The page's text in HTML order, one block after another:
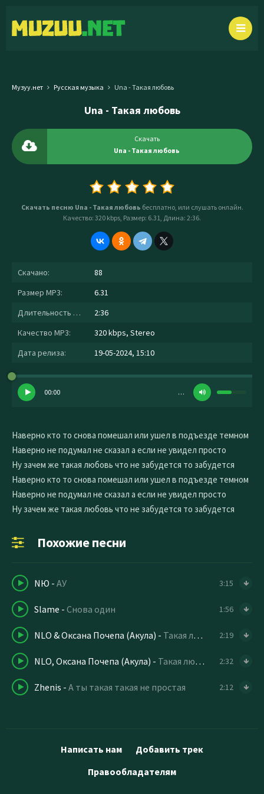
Музуу.нет Русская музыка Una - Такая любовь
Una - Такая любовь
Скачать
Una - Такая любовь
Скачать песню Una - Такая любовь бесплатно, или слушать онлайн.
Качество: 320 kbps, Размер: 6.31, Длина: 2:36.
Скачано:
88
Размер MP3:
6.31
Длительность MP3:
2:36
Качество MP3:
320 kbps, Stereo
Дата релиза:
19-05-2024, 15:10
00:00 …
Наверно кто то снова помешал или ушел в подъезде темном
Наверно не подумал не сказал а если не увидел просто
Ну зачем же такая любовь что не забудется то забудется
Наверно кто то снова помешал или ушел в подъезде темном
Наверно не подумал не сказал а если не увидел просто
Ну зачем же такая любовь что не забудется то забудется
Похожие песни
NЮ - АУ 3:15
Slame - Снова один 1:56
NLO & Оксана Почепа (Акула) - Такая любовь (Index-1 remix) 2:19
NLO, Оксана Почепа (Акула) - Такая любовь 2:32
Zhenis - А ты такая такая не простая 2:12
Написать нам
Добавить трек
Правообладателям